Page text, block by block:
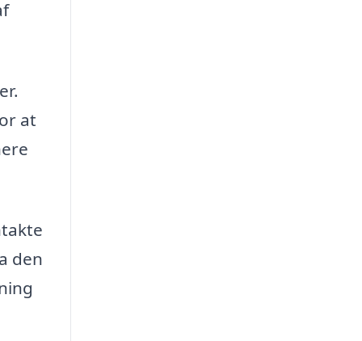
at
den